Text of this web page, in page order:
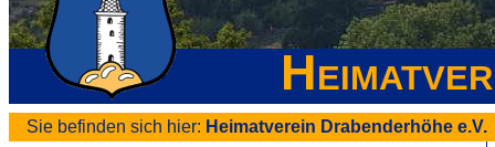
Sie befinden sich hier: Heimatverein Drabenderhöhe e.V.